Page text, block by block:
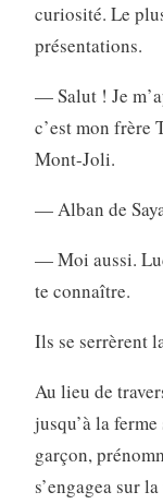
curiosité. Le
présentations.
— Salut ! Je
c’est mon frère
Mont-Joli.
— Alban de
— Moi aussi.
te connaître.
Ils se serrèrent
Au lieu de
jusqu’à la
garçon,
s’engagea sur